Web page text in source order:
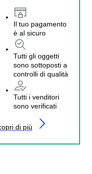
Il tuo pagamento
è al sicuro
Tutti gli oggetti
sono sottoposti a
controlli di qualità
Tutti i venditori
sono verificati
di più